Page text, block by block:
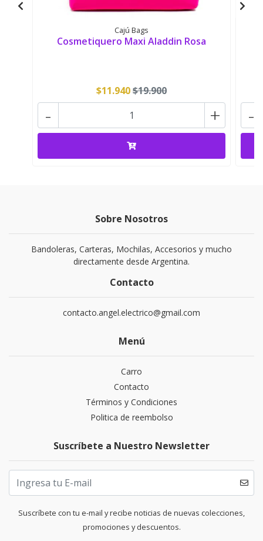
Cajú Bags
Cosmetiquero Maxi Aladdin Rosa
$11.940$19.900
+
- -
Sobre Nosotros
Bandoleras, Carteras, Mochilas, Accesorios y mucho
directamente desde Argentina.
Contacto
contacto.angel.electrico@gmail.com
Menú
Carro
Contacto
Términos y Condiciones
Politica de reembolso
Suscríbete a Nuestro Newsletter
Suscríbete con tu e-mail y recibe noticias de nuevas colecciones,
promociones y descuentos.